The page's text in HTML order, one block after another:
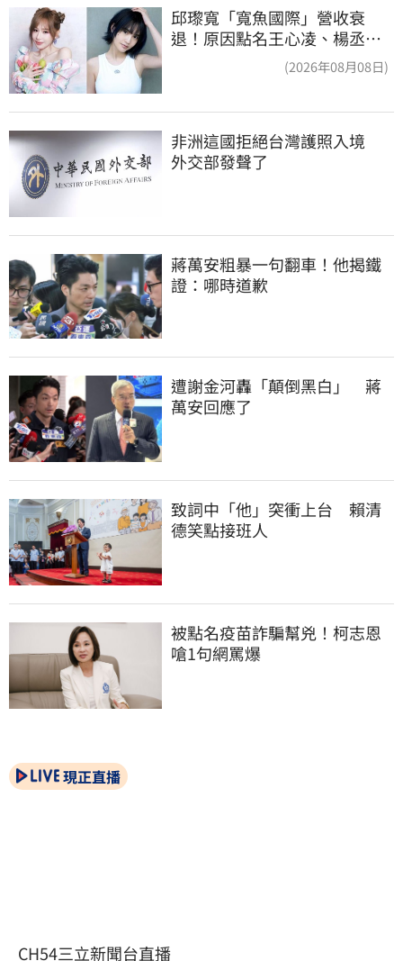
邱瓈寬「寬魚國際」營收衰
退！原因點名王心凌、楊丞琳
(2026年08月08日)
非洲這國拒絕台灣護照入境
外交部發聲了
蔣萬安粗暴一句翻車！他揭鐵
證：哪時道歉
遭謝金河轟「顛倒黑白」　蔣
萬安回應了
致詞中「他」突衝上台　賴清
德笑點接班人
被點名疫苗詐騙幫兇！柯志恩
嗆1句網罵爆
現正直播
CH54三立新聞台直播